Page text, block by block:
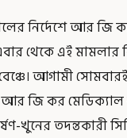
নির্দেশে আর জি
থেকে এই মামলার
আগামী
আর জি কর
খুনের তদন্তকারী